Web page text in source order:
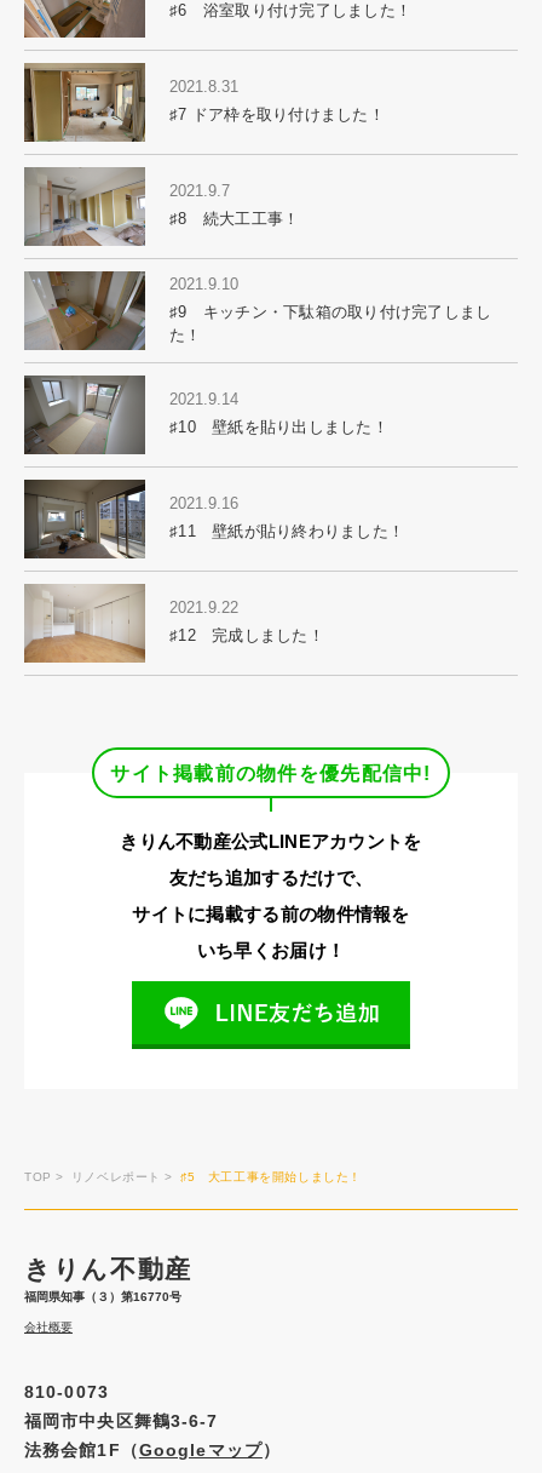
♯6 浴室取り付け完了しました！
2021.8.31
♯7 ドア枠を取り付けました！
2021.9.7
♯8 続大工工事！
2021.9.10
♯9 キッチン・下駄箱の取り付け完了しまし
た！
2021.9.14
♯10 壁紙を貼り出しました！
2021.9.16
♯11 壁紙が貼り終わりました！
2021.9.22
♯12 完成しました！
サイト掲載前の物件を優先配信中!
きりん不動産公式LINEアカウントを
友だち追加するだけで、
サイトに掲載する前の物件情報を
いち早くお届け！
TOP > リノベレポート > ♯5 大工工事を開始しました！
きりん不動産
福岡県知事（３）第16770号
会社概要
810-0073
福岡市中央区舞鶴3-6-7
法務会館1F（Googleマップ）